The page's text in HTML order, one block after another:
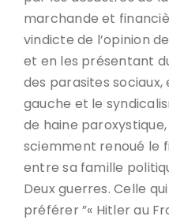
marchande et
vindicte de l’opinion
et en les présentant
des parasites
gauche et le
de haine
sciemment renoué le
entre sa famille
Deux guerres. Celle
préférer ”« Hitler au